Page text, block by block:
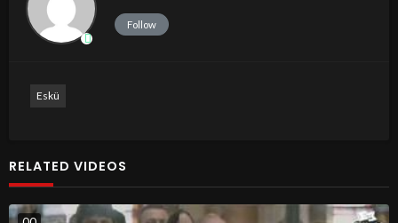
Follow
Eskü
RELATED VIDEOS